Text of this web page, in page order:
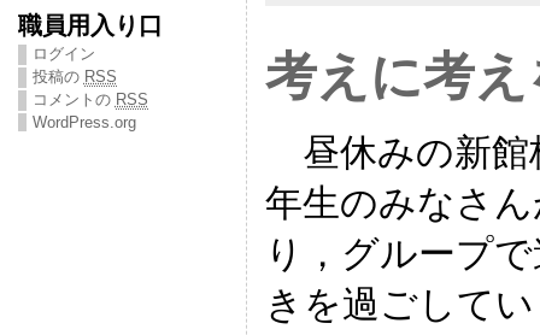
職員用入り口
ログイン
投稿の RSS
コメントの RSS
WordPress.org
考えに考
昼休みの新館
年生のみなさ
り，グループ
きを過ごして